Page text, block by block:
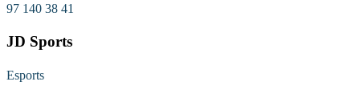
97 140 38 41
JD Sports
Esports